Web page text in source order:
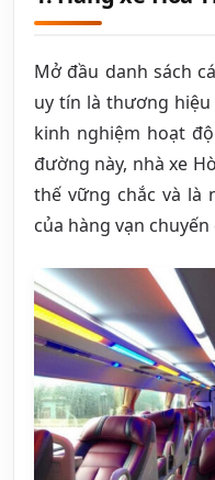
Mở đầu danh sách
uy tín là thương hiệu
kinh nghiệm hoạt
đường này, nhà xe
thế vững chắc và là
của hàng vạn